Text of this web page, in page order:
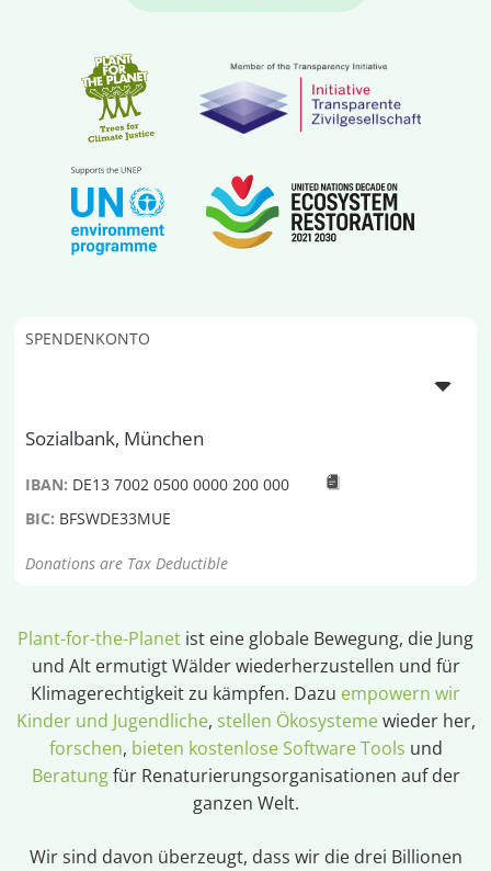
SPENDENKONTO
Sozialbank, München
IBAN: DE13 7002 0500 0000 200 000
BIC: BFSWDE33MUE
Donations are Tax Deductible
Plant-for-the-Planet ist eine globale Bewegung, die Jung
und Alt ermutigt Wälder wiederherzustellen und für
Klimagerechtigkeit zu kämpfen. Dazu empowern wir
Kinder und Jugendliche, stellen Ökosystemewieder her,
forschen, bieten kostenlose Software Tools und
Beratungfür Renaturierungsorganisationen auf der
ganzen Welt.
Wir sind davon überzeugt, dass wir die drei Billionen